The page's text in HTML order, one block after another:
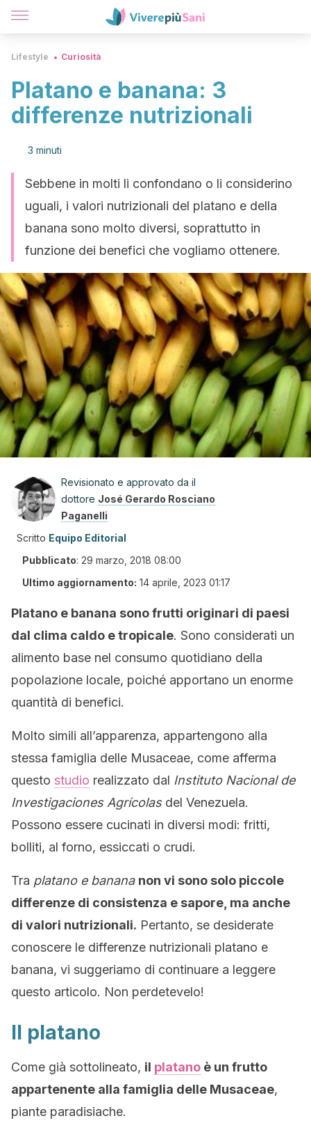
Lifestyle Curiosità
Platano e banana: 3
differenze nutrizionali
3 minuti
Sebbene in molti li confondano o li considerino
uguali, i valori nutrizionali del platano e della
banana sono molto diversi, soprattutto in
funzione dei benefici che vogliamo ottenere.
Revisionato e approvato da il
dottore José Gerardo Rosciano
Paganelli
Scritto Equipo Editorial
Pubblicato: 29 marzo, 2018 08:00
Ultimo aggiornamento: 14 aprile, 2023 01:17
Platano e banana sono frutti originari di paesi
dal clima caldo e tropicale. Sono considerati un
alimento base nel consumo quotidiano della
popolazione locale, poiché apportano un enorme
quantità di benefici.
Molto simili all’apparenza, appartengono alla
stessa famiglia delle Musaceae, come afferma
questo studio realizzato dal Instituto Nacional de
Investigaciones Agrícolasdel Venezuela.
Possono essere cucinati in diversi modi: fritti,
bolliti, al forno, essiccati o crudi.
Tra platano e banana non vi sono solo piccole
differenze di consistenza e sapore, ma anche
di valori nutrizionali. Pertanto, se desiderate
conoscere le differenze nutrizionali platano e
banana, vi suggeriamo di continuare a leggere
questo articolo. Non perdetevelo!
Il platano
Come già sottolineato, il platano è un frutto
appartenente alla famiglia delle Musaceae,
piante paradisiache.